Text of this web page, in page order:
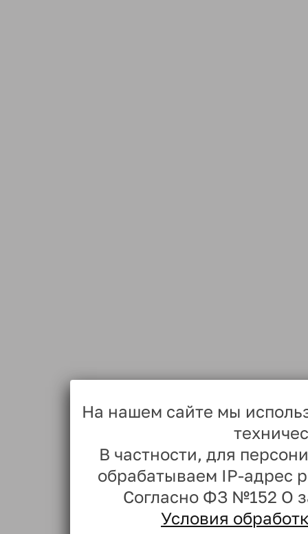
На нашем сайте мы
В частности, для
обрабатываем IP-адрес
Согласно ФЗ №152 О
Условия